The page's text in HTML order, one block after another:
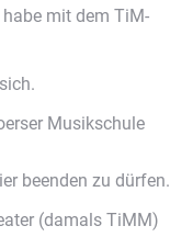
mit dem TiM-
Musikschule
beenden zu dürfen.
(damals TiMM)